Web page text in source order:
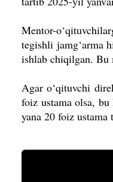
Mentor-
tegishli jamg‘arma
ishlab chiqilgan. Bu
Agar o‘qituvchi
foiz ustama olsa,
yana 20 foiz ustama